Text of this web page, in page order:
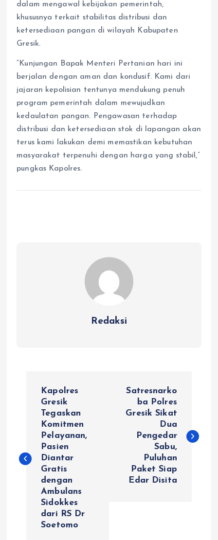
dalam mengawal kebijakan pemerintah,
khususnya terkait stabilitas distribusi dan
ketersediaan pangan di wilayah Kabupaten
Gresik.
“Kunjungan Bapak Menteri Pertanian hari ini
berjalan dengan aman dan kondusif. Kami dari
jajaran kepolisian tentunya mendukung penuh
program pemerintah dalam mewujudkan
kedaulatan pangan. Pengawasan terhadap
distribusi dan ketersediaan stok di lapangan akan
terus kami lakukan demi memastikan kebutuhan
masyarakat terpenuhi dengan harga yang stabil,”
pungkas Kapolres.
Redaksi
i
Kapolres
Gresik
Tegaskan
Komitmen
Pelayanan,
Pasien
Diantar
Gratis
dengan
Ambulans
Sidokkes
dari RS Dr
Soetomo
Satresnarko
ba Polres
Gresik Sikat
Dua
Pengedar
Sabu,
Puluhan
Paket Siap
Edar Disita